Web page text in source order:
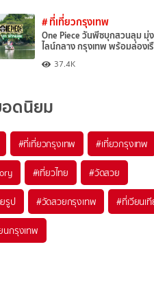
# ที่เที่ยวกรุงเทพ
One Piece วันพีซบุกสวนลุม มุ่
ไลน์กลาง กรุงเทพ พร้อมล่องเ
37.4K
ดนิยม
#ที่เที่ยวกรุงเทพ #เที่ยวกรุงเทพ
#เที่ยวไทย #วัดสวย
รูป #วัดสวยกรุงเทพ #ที่เวียนเ
นกรุงเทพ